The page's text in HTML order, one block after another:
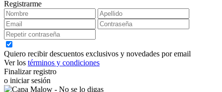
Registrarme
Quiero recibir descuentos exclusivos y novedades por email
Ver los términos y condiciones
Finalizar registro
o iniciar sesión